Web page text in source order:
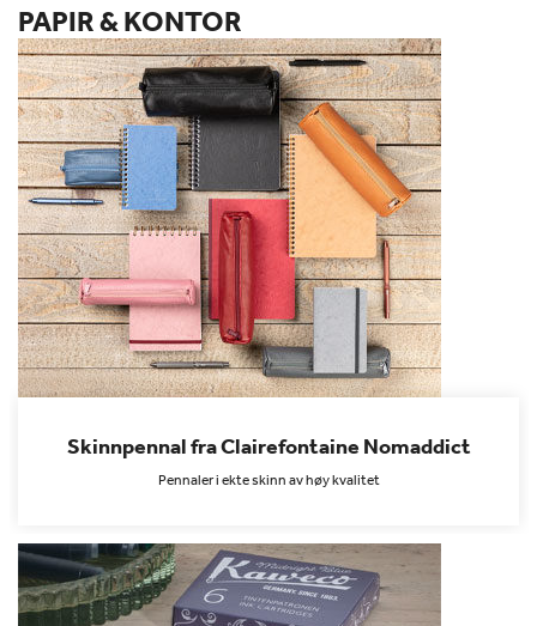
PAPIR & KONTOR
Skinnpennal fra Clairefontaine Nomaddict
Pennaler i ekte skinn av høy kvalitet